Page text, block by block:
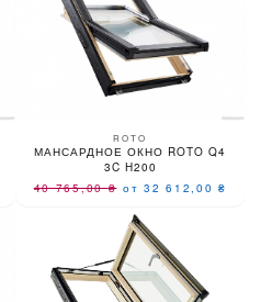
ROTO
МАНСАРДНОЕ ОКНО ROTO Q4
3C H200
40 765,00₴ от 32 612,00₴